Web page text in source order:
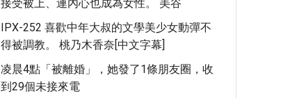
接受被上、連內心也成為女性。 美谷
IPX-252 喜歡中年大叔的文學美少女動彈不
得被調教。 桃乃木香奈[中文字幕]
凌晨4點「被離婚」，她發了1條朋友圈，收
到29個未接來電